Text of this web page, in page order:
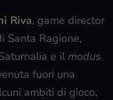
Riva, game director
Santa Ragione,
e il modus
fuori una
ambiti di gioco,